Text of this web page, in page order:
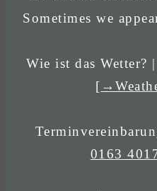
Sometimes we
Wie ist das Wetter?
[
0163